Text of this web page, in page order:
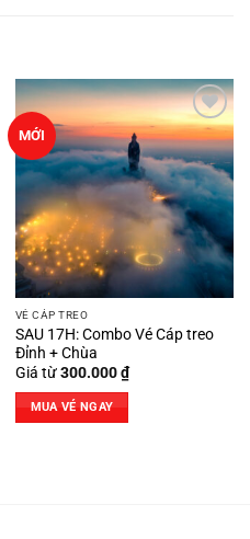
MỚI
Add to
wishlist
VÉ CÁP TREO
SAU 17H: Combo Vé Cáp treo
Đỉnh + Chùa
Giá từ300.000₫
MUA VÉ NGAY